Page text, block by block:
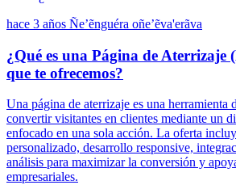
hace 3 años Ñe’ẽnguéra oñe’ẽva'erãva
¿Qué es una Página de Aterrizaje
que te ofrecemos?
Una página de aterrizaje es una herramienta
convertir visitantes en clientes mediante un
enfocado en una sola acción. La oferta
personalizado, desarrollo responsive,
análisis para maximizar la conversión y
empresariales.